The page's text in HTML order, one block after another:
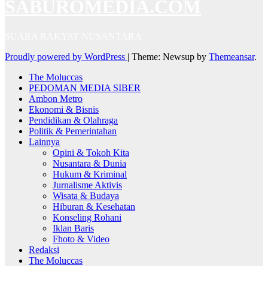
Proudly powered by WordPress | Theme: Newsup by Themeansar.
The Moluccas
PEDOMAN MEDIA SIBER
Ambon Metro
Ekonomi & Bisnis
Pendidikan & Olahraga
Politik & Pemerintahan
Lainnya
Opini & Tokoh Kita
Nusantara & Dunia
Hukum & Kriminal
Jurnalisme Aktivis
Wisata & Budaya
Hiburan & Kesehatan
Konseling Rohani
Iklan Baris
Fhoto & Video
Redaksi
The Moluccas